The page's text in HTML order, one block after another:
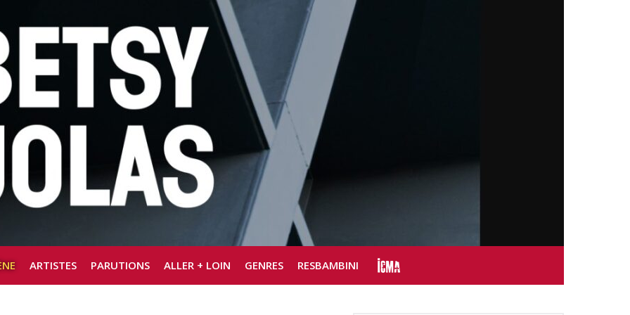
ARTISTES PARUTIONS ALLER + LOIN GENRES RESBAMBINI